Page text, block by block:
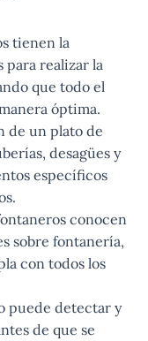
tienen la
para realizar la
que todo el
óptima.
de un plato de
desagües y
específicos
conocen
sobre fontanería,
con todos los
puede detectar y
de que se